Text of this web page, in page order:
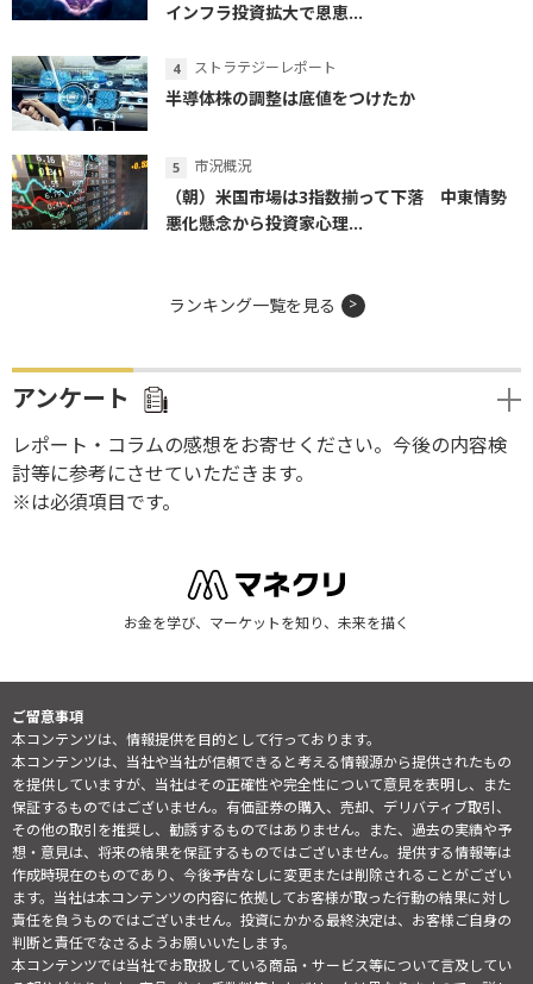
インフラ投資拡大で恩恵...
ストラテジーレポート
半導体株の調整は底値をつけたか
市況概況
（朝）米国市場は3指数揃って下落 中東情勢
悪化懸念から投資家心理...
ランキング一覧を見る
アンケート
レポート・コラムの感想をお寄せください。今後の内容検
討等に参考にさせていただきます。
※は必須項目です。
お金を学び、マーケットを知り、未来を描く
ご留意事項
本コンテンツは、情報提供を目的として行っております。
本コンテンツは、当社や当社が信頼できると考える情報源から提供されたもの
を提供していますが、当社はその正確性や完全性について意見を表明し、また
保証するものではございません。有価証券の購入、売却、デリバティブ取引、
その他の取引を推奨し、勧誘するものではありません。また、過去の実績や予
想・意見は、将来の結果を保証するものではございません。提供する情報等は
作成時現在のものであり、今後予告なしに変更または削除されることがござい
ます。当社は本コンテンツの内容に依拠してお客様が取った行動の結果に対し
責任を負うものではございません。投資にかかる最終決定は、お客様ご自身の
判断と責任でなさるようお願いいたします。
本コンテンツでは当社でお取扱している商品・サービス等について言及してい